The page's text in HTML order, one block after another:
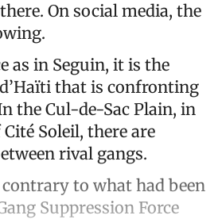
On social media, the
as in Seguin, it is the
that is confronting
the Cul-de-Sac Plain, in
Soleil, there are
rival gangs.
contrary to what had been
Suppression Force